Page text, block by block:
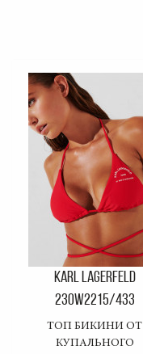
KARL LAGERFELD
230W2215/433
ТОП БИКИНИ ОТ
КУПАЛЬНОГО